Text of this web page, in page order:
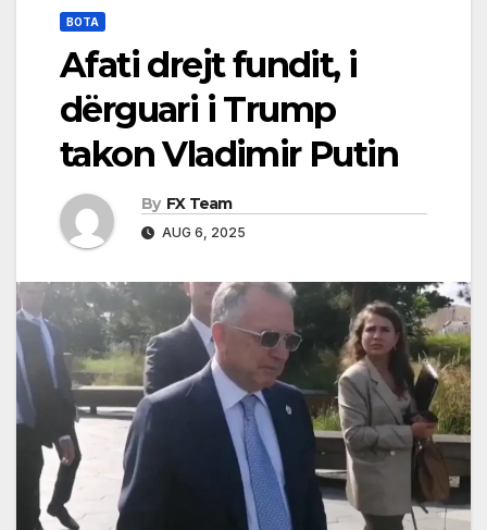
BOTA
Afati drejt fundit, i
dërguari i Trump
takon Vladimir Putin
By FX Team
AUG 6, 2025